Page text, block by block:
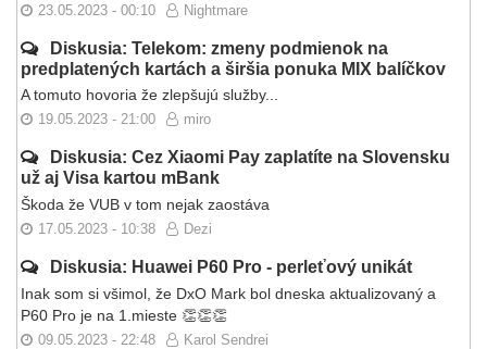
23.05.2023 - 00:10 Nightmare
Diskusia: Telekom: zmeny podmienok na
predplatených kartách a širšia ponuka MIX balíčkov
A tomuto hovoria že zlepšujú služby...
19.05.2023 - 21:00 miro
Diskusia: Cez Xiaomi Pay zaplatíte na Slovensku
už aj Visa kartou mBank
Škoda že VUB v tom nejak zaostáva
17.05.2023 - 10:38 Dezi
Diskusia: Huawei P60 Pro - perleťový unikát
Inak som si všimol, že DxO Mark bol dneska aktualizovaný a
P60 Pro je na 1.mieste 👏👏👏
09.05.2023 - 22:48 Karol Sendrei